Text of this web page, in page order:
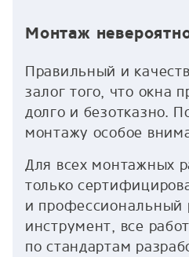
Монтаж
Правильный и
залог того, что окна
долго и безотказно.
монтажу особое
Для всех монтажных
только
и профессиональный
инструмент, все
по стандартам